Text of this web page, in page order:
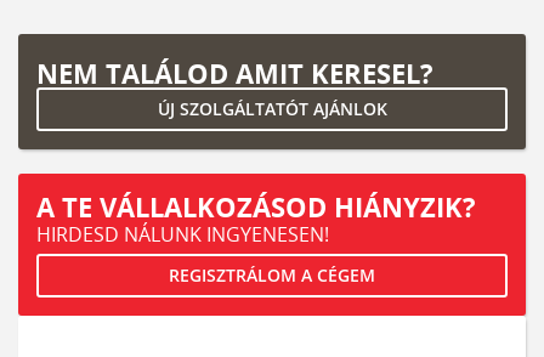
NEM TALÁLOD AMIT KERESEL?
ÚJ SZOLGÁLTATÓT AJÁNLOK
A TE VÁLLALKOZÁSOD HIÁNYZIK?
HIRDESD NÁLUNK INGYENESEN!
REGISZTRÁLOM A CÉGEM